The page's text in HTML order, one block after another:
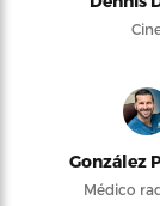
González
Médico